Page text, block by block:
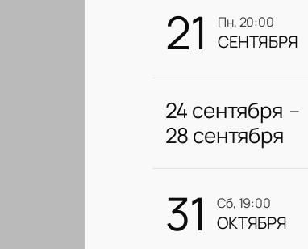
21 пн, 20:00
СЕНТЯБРЯ
24 сентября —
28 сентября
31 сб, 19:00
ОКТЯБРЯ